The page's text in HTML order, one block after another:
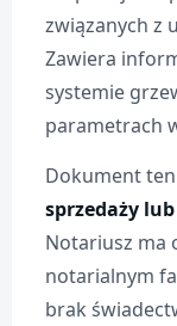
związanych z
Zawiera
systemie
parametrach
Dokument
sprzedaży
Notariusz ma
notarialnym
brak